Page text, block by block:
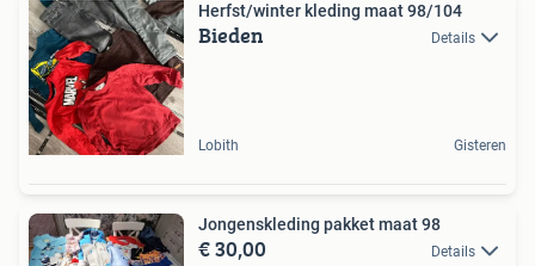
Herfst/winter kleding maat 98/104
Bieden Details
Lobith Gisteren
Jongenskleding pakket maat 98
€ 30,00 Details